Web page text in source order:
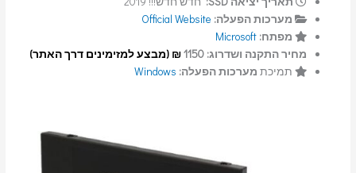
מערכות הפעלה: Official Website
מפתח: Microsoft
מחיר התקנה ושדרוג: 1150
₪ (מבצע למזימינים דרך האתר)
תמיכת מערכות הפעלה: Windows